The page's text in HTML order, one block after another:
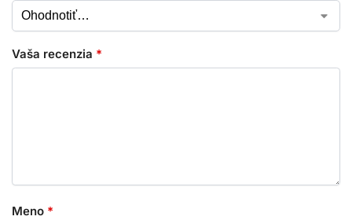
Vaša recenzia *
Meno *